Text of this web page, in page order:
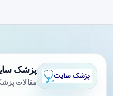
پزشک
مقالات